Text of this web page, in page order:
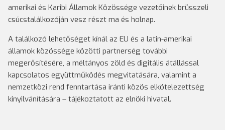
amerikai és Karibi Államok Közössége vezetőinek brüsszeli
csúcstalálkozóján vesz részt ma és holnap.
A találkozó lehetőséget kínál az EU és a latin-amerikai
államok közössége közötti partnerség további
megerősítésére, a méltányos zöld és digitális átállással
kapcsolatos együttműködés megvitatására, valamint a
nemzetközi rend fenntartása iránti közös elkötelezettség
kinyilvánítására – tájékoztatott az elnöki hivatal.